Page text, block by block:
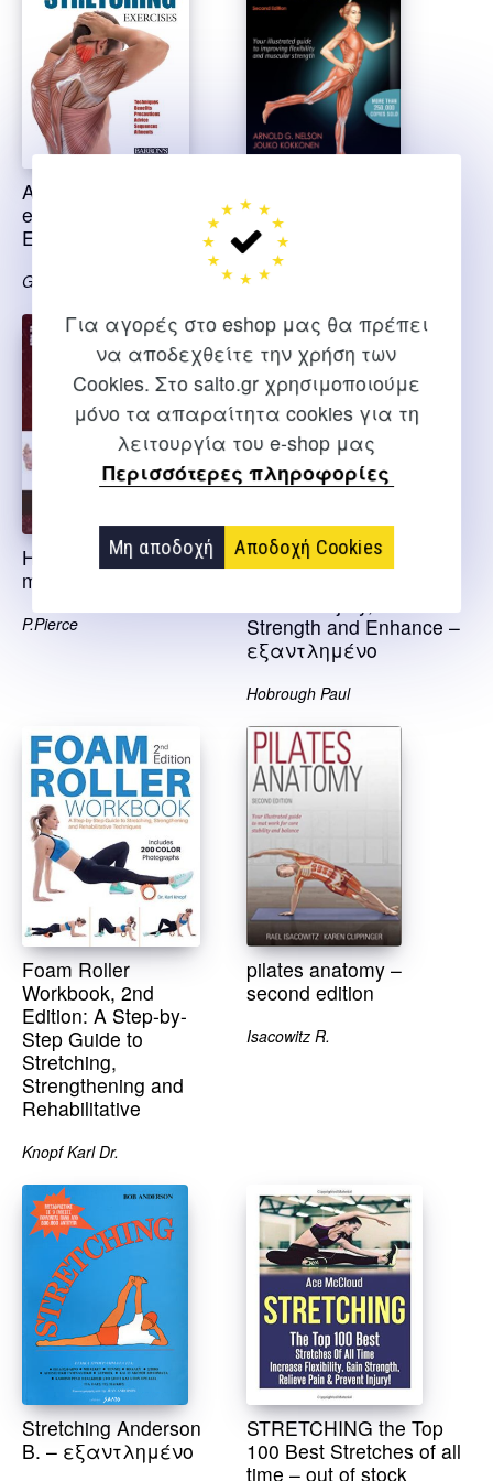
Για αγορές στο eshop μας θα πρέπει
να αποδεχθείτε την χρήση των
Cookies. Στο salto.gr χρησιμοποιούμε
μόνο τα απαραίτητα cookies για τη
λειτουργία του e-shop μας
Περισσότερες πληροφορίες
Μη αποδοχή Αποδοχή Cookies
Anatomy and 100
essential stretching
Exercises
Guillermo Seijas Albir
Nelsin G. Arnold-Kokkonen
Jouko
How to stretch for
martial arts and fitness
P.Pierce
The Runner’s Expert
Strength and Enhance –
εξαντλημένο
Hobrough Paul
Foam Roller
Workbook, 2nd
Edition: A Step-by-
Step Guide to
Stretching,
Strengthening and
Rehabilitative
Knopf Karl Dr.
pilates anatomy –
second edition
Isacowitz R.
Stretching Anderson
B. – εξαντλημένο
STRETCHING the Top
100 Best Stretches of all
time – out of stock